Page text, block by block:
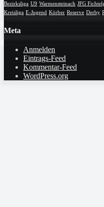
Bezirksliga U9 Warmensteinach JFG
Kreisliga E-Jugend Körber Reserve Derby
Meta
Anmelden
Eintrags-Feed
Kommentar-Feed
WordPress.org